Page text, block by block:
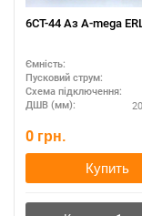
6СТ-44 Аз A-mega
Ємність:
Пусковий струм:
Схема підключення:
ДШВ (мм):
0 грн.
Купить